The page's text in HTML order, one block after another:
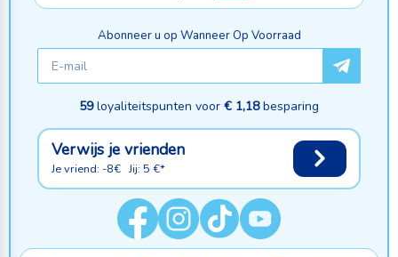
Abonneer u op Wanneer Op Voorraad
59loyaliteitspunten voor € 1,18besparing
Verwijs je vrienden
Je vriend: -8€ Jij: 5 €*